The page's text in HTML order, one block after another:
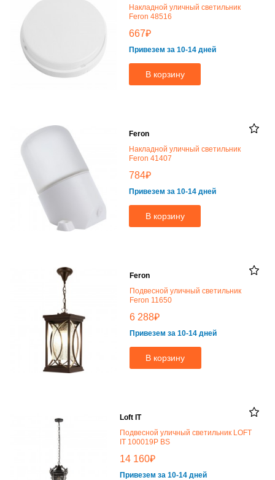
Накладной уличный светильник
Feron 48516
667₽
Привезем за 10-14 дней
В корзину
Feron
Накладной уличный светильник
Feron 41407
784₽
Привезем за 10-14 дней
В корзину
Feron
Подвесной уличный светильник
Feron 11650
6 288₽
Привезем за 10-14 дней
В корзину
Loft IT
Подвесной уличный светильник LOFT
IT 100019P BS
14 160₽
Привезем за 10-14 дней